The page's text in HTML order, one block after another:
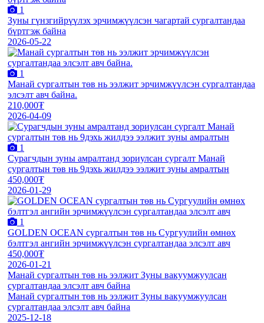
1
Зуны гүнзгийрүүлэх эрчимжүүлсэн чагартай сургалтандаа
бүртгэж байна
2026-05-22
1
Манай сургалтын төв нь ээлжит эрчимжүүлсэн сургалтандаа
элсэлт авч байна.
210,000₮
2026-04-09
1
Сурагчдын зуны амралтанд зориулсан сургалт Манай
сургалтын төв нь 9дэхь жилдээ ээлжит зуны амралтын
450,000₮
2026-01-29
1
GOLDEN OCEAN сургалтын төв нь Сургуулийн өмнөх
бэлтгэл ангийн эрчимжүүлсэн сургалтандаа элсэлт авч
450,000₮
2026-01-21
Манай сургалтын төв нь ээлжит Зуны вакуумжуулсан
сургалтандаа элсэлт авч байна
Манай сургалтын төв нь ээлжит Зуны вакуумжуулсан
сургалтандаа элсэлт авч байна
2025-12-18